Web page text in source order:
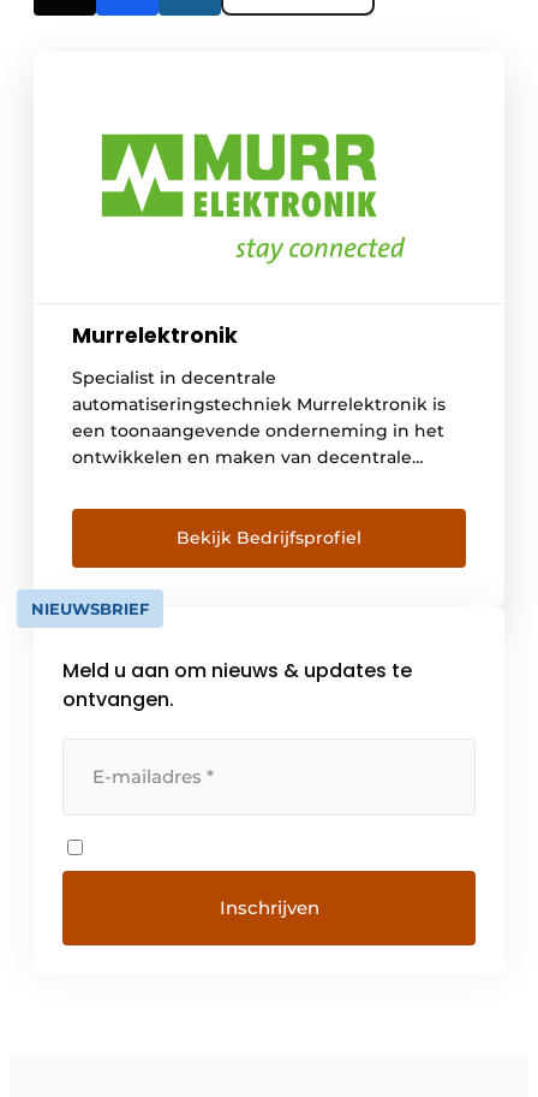
Murrelektronik
Specialist in decentrale
automatiseringstechniek Murrelektronik is
een toonaangevende onderneming in het
ontwikkelen en maken van decentrale
installaties. We richten ons op vier
kerngebieden: stroomvoorziening,
interfaces, aansluitkabels en IO-systemen.
Uniek zijn onze innovatieve
kwaliteitsproducten, ons uitgesproken oog
maken uw machines en installaties beter.
Wie […]
Bekijk Bedrijfsprofiel
NIEUWSBRIEF
Meld u aan om nieuws & updates te
ontvangen.